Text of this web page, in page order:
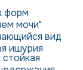
форм
мочи"
вид
ишурия